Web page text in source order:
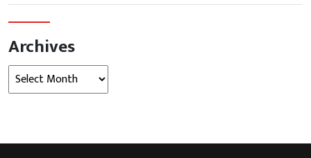
Archives
Archives